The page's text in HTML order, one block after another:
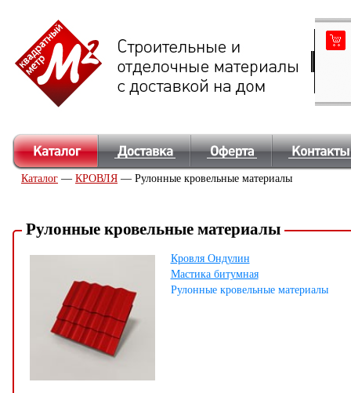
Каталог — КРОВЛЯ — Рулонные кровельные материалы
Рулонные кровельные материалы
Кровля Ондулин
Мастика битумная
Рулонные кровельные материалы